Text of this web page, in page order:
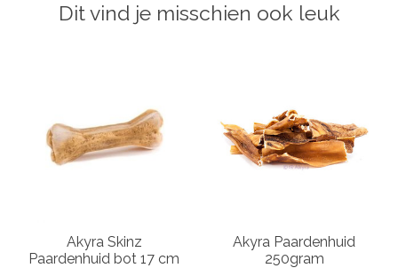
Dit vind je misschien ook leuk
Akyra Skinz
Paardenhuid bot 17 cm
Akyra Paardenhuid
250gram